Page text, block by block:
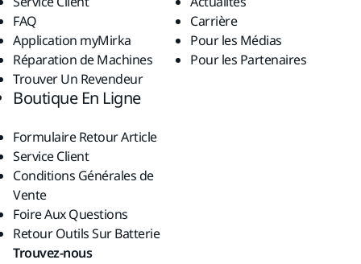
FAQ
Application myMirka
Réparation de Machines
Trouver Un Revendeur
Carrière
Pour les Médias
Pour les Partenaires
Boutique En Ligne
Formulaire Retour Article
Service Client
Conditions Générales de
Vente
Foire Aux Questions
Retour Outils Sur Batterie
Trouvez-nous